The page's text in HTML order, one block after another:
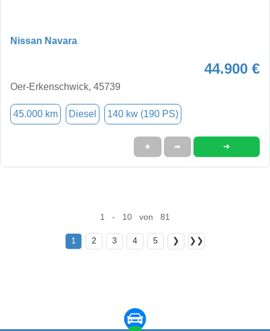
Nissan Navara
44.900 €
Oer-Erkenschwick, 45739
45.000 km Diesel 140 kw (190 PS)
★ ➦ ➜
1 - 10 von 81
1 2 3 4 5 ❯ ❯❯